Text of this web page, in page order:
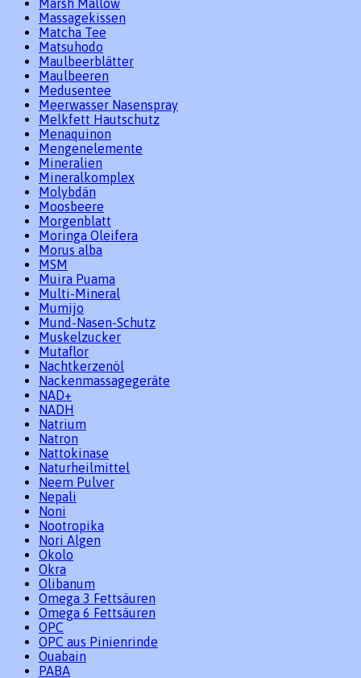
Marsh Mallow
Massagekissen
Matcha Tee
Matsuhodo
Maulbeerblätter
Maulbeeren
Medusentee
Meerwasser Nasenspray
Melkfett Hautschutz
Menaquinon
Mengenelemente
Mineralien
Mineralkomplex
Molybdän
Moosbeere
Morgenblatt
Moringa Oleifera
Morus alba
MSM
Muira Puama
Multi-Mineral
Mumijo
Mund-Nasen-Schutz
Muskelzucker
Mutaflor
Nachtkerzenöl
Nackenmassagegeräte
NAD+
NADH
Natrium
Natron
Nattokinase
Naturheilmittel
Neem Pulver
Nepali
Noni
Nootropika
Nori Algen
Okolo
Okra
Olibanum
Omega 3 Fettsäuren
Omega 6 Fettsäuren
OPC
OPC aus Pinienrinde
Ouabain
PABA